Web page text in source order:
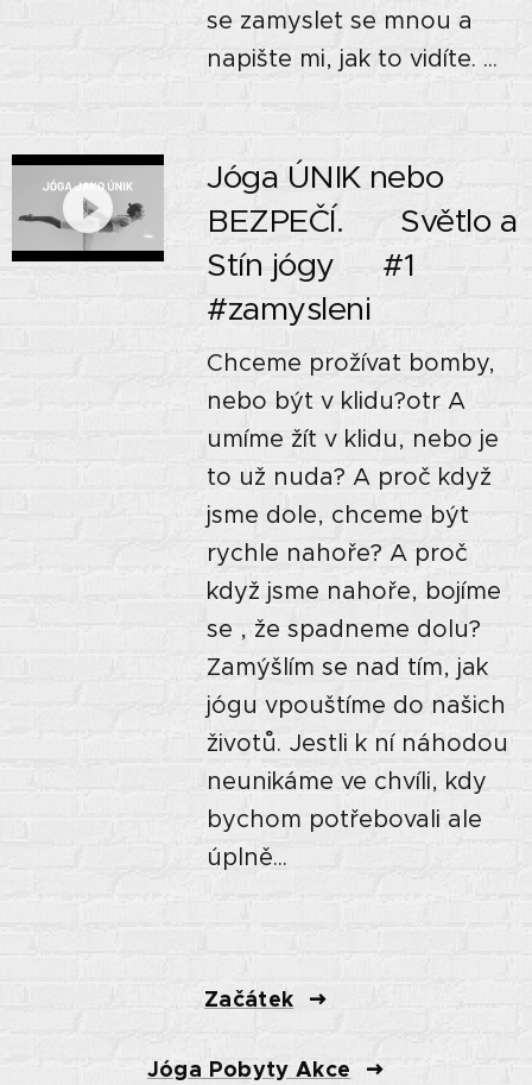
se zamyslet se mnou a
napište mi, jak to vidíte. ...
Jóga ÚNIK nebo
BEZPEČÍ. 🙏🏼 Světlo a
Stín jógy🌘 #1
#zamysleni
Chceme prožívat bomby,
nebo být v klidu?otr A
umíme žít v klidu, nebo je
to už nuda? A proč když
jsme dole, chceme být
rychle nahoře? A proč
když jsme nahoře, bojíme
se , že spadneme dolu?
Zamýšlím se nad tím, jak
jógu vpouštíme do našich
životů. Jestli k ní náhodou
neunikáme ve chvíli, kdy
bychom potřebovali ale
úplně...
Začátek
Jóga Pobyty Akce